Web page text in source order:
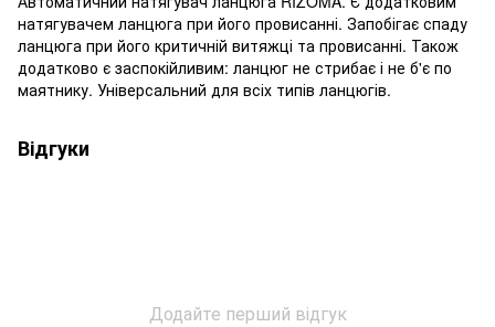
натягувачем ланцюга при його провисанні. Запобігає спаду
ланцюга при його критичній витяжці та провисанні. Також
додатково є заспокійливим: ланцюг не стрибає і не б'є по
маятнику. Універсальний для всіх типів ланцюгів.
Відгуки
Додайте перший відгук